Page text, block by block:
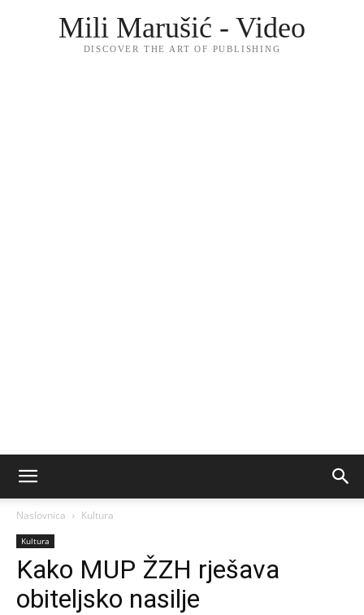
Mili Marušić - Video
DISCOVER THE ART OF PUBLISHING
Naslovnica Kultura
Kultura
Kako MUP ŽZH rješava
obiteljsko nasilje